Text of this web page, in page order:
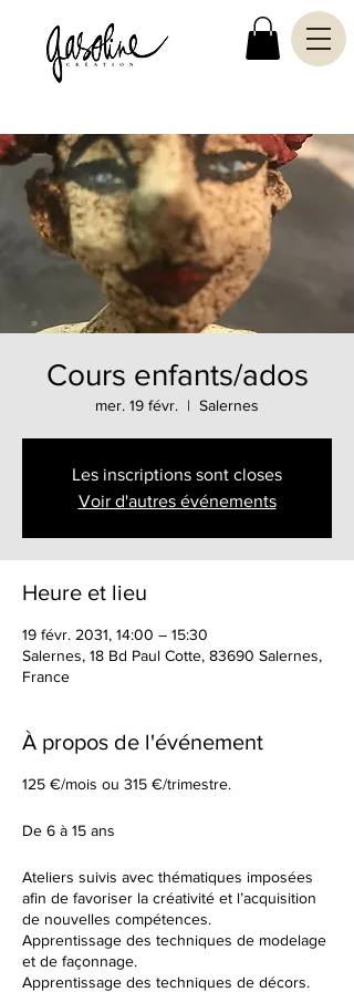
Cours enfants/ados
mer. 19 févr.
  |
Salernes
Les inscriptions sont closes
Voir d'autres événements
Heure et lieu
19 févr. 2031, 14:00 – 15:30
Salernes, 18 Bd Paul Cotte, 83690 Salernes,
France
À propos de l'événement
125 €/mois ou 315 €/trimestre.
De 6 à 15 ans
Ateliers suivis avec thématiques imposées
afin de favoriser la créativité et l’acquisition
de nouvelles compétences.
Apprentissage des techniques de modelage
et de façonnage.
Apprentissage des techniques de décors.